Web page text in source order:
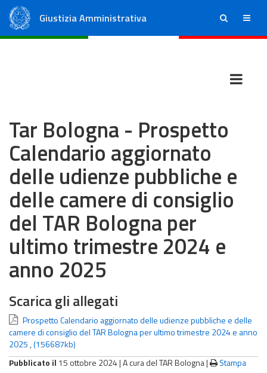
Giustizia Amministrativa ricerca menu
Tar Bologna - Prospetto
Calendario aggiornato
delle udienze pubbliche e
delle camere di consiglio
del TAR Bologna per
ultimo trimestre 2024 e
anno 2025
Scarica gli allegati
Prospetto Calendario aggiornato delle udienze pubbliche e delle
camere di consiglio del TAR Bologna per ultimo trimestre 2024 e anno
2025 ,(156687kb)
Pubblicato il 15 ottobre 2024 |A cura del TAR Bologna| Stampa